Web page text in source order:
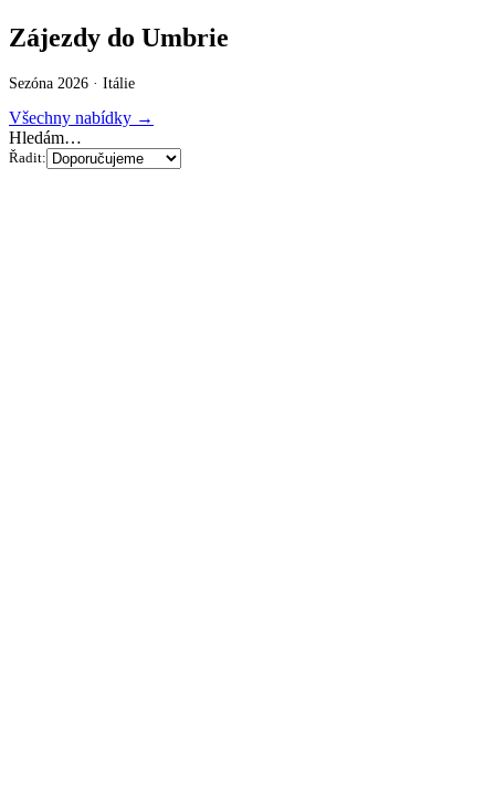
Zájezdy do Umbrie
Sezóna 2026 · Itálie
Všechny nabídky →
Hledám…
Řadit: